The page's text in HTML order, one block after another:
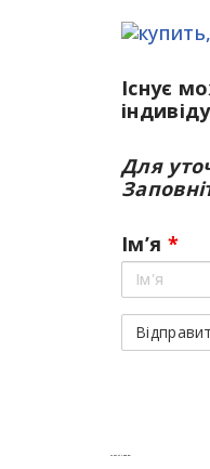
Існує
Для
Ім’я *
Супутні Товари